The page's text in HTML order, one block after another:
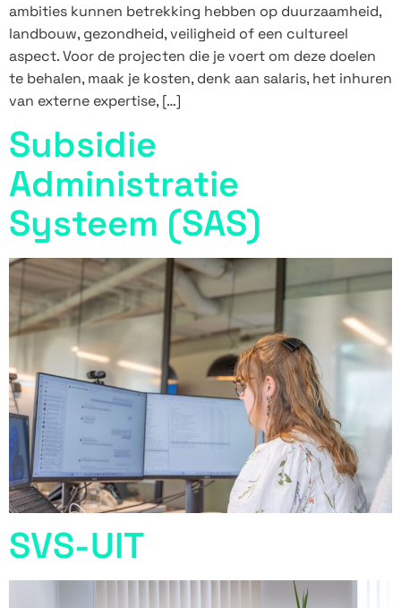
ambities kunnen betrekking hebben op duurzaamheid,
landbouw, gezondheid, veiligheid of een cultureel
aspect. Voor de projecten die je voert om deze doelen
te behalen, maak je kosten, denk aan salaris, het inhuren
van externe expertise, […]
Subsidie
Administratie
Systeem (SAS)
SVS-UIT